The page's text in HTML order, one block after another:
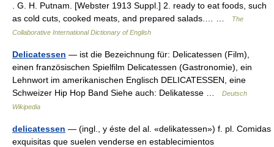
. G. H. Putnam. [Webster 1913 Suppl.] 2. ready to eat foods, such
as cold cuts, cooked meats, and prepared salads.… …
The
Collaborative International Dictionary of English
Delicatessen — ist die Bezeichnung für: Delicatessen (Film),
einen französischen Spielfilm Delicatessen (Gastronomie), ein
Lehnwort im amerikanischen Englisch DELICATESSEN, eine
Schweizer Hip Hop Band Siehe auch: Delikatesse …
Deutsch
Wikipedia
delicatessen — (ingl., y éste del al. «delikatessen») f. pl. Comidas
exquisitas que suelen venderse en establecimientos